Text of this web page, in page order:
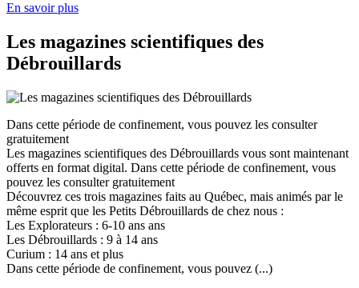
En savoir plus
Les magazines scientifiques des
Débrouillards
Dans cette période de confinement, vous pouvez les consulter
gratuitement
Les magazines scientifiques des Débrouillards vous sont maintenant
offerts en format digital. Dans cette période de confinement, vous
pouvez les consulter gratuitement
Découvrez ces trois magazines faits au Québec, mais animés par le
même esprit que les Petits Débrouillards de chez nous :
Les Explorateurs : 6-10 ans ans
Les Débrouillards : 9 à 14 ans
Curium : 14 ans et plus
Dans cette période de confinement, vous pouvez (...)